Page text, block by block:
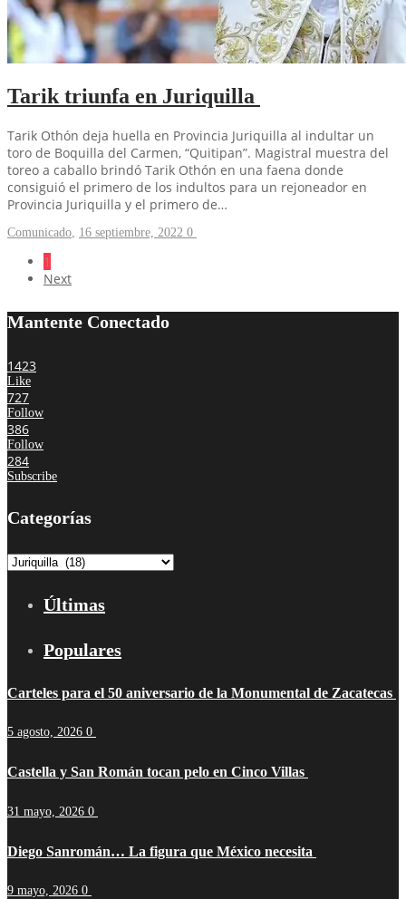
Tarik triunfa en Juriquilla
Tarik Othón deja huella en Provincia Juriquilla al indultar un
toro de Boquilla del Carmen, “Quitipan”. Magistral muestra del
toreo a caballo brindó Tarik Othón en una faena donde
consiguió el primero de los indultos para un rejoneador en
Provincia Juriquilla y el primero de…
Comunicado, 16 septiembre, 2022 0
1
Next
Mantente Conectado
1423
Like
727
Follow
386
Follow
284
Subscribe
Categorías
Categorías
Últimas
Populares
Carteles para el 50 aniversario de la Monumental de Zacatecas
5 agosto, 2026 0
Castella y San Román tocan pelo en Cinco Villas
31 mayo, 2026 0
Diego Sanromán… La figura que México necesita
9 mayo, 2026 0